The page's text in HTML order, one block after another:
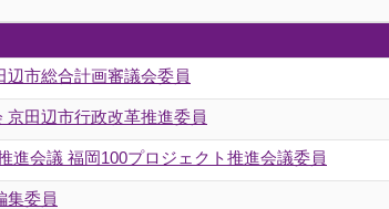
市総合計画審議会委員
田辺市行政改革推進委員
進会議 福岡100プロジェクト推進会議委員
集委員